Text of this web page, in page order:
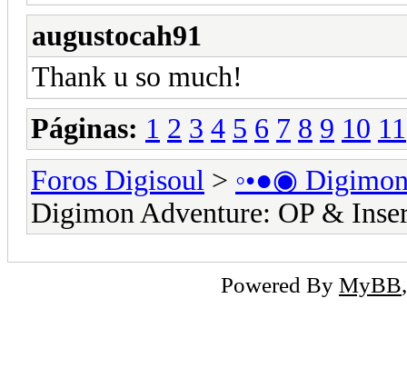
augustocah91
Thank u so much!
Páginas: 1 2 3 4 5 6 7 8 9 10 11
Foros Digisoul > ◦•●◉
Digimon Adventure: OP &
Powered By MyBB